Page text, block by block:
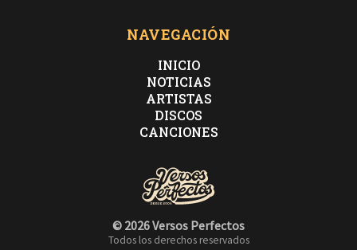
NAVEGACIÓN
INICIO
NOTICIAS
ARTISTAS
DISCOS
CANCIONES
© 2026 Versos Perfectos
Todos los derechos reservados